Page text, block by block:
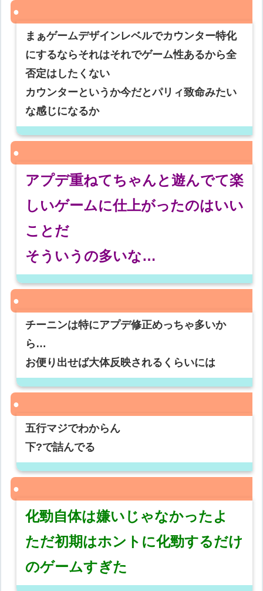
まぁゲームデザインレベルでカウンター特化
にするならそれはそれでゲーム性あるから全
否定はしたくない
カウンターというか今だとパリィ致命みたい
な感じになるか
アプデ重ねてちゃんと遊んでて楽
しいゲームに仕上がったのはいい
ことだ
そういうの多いな…
チーニンは特にアプデ修正めっちゃ多いか
ら…
お便り出せば大体反映されるくらいには
五行マジでわからん
下?で詰んでる
化勁自体は嫌いじゃなかったよ
ただ初期はホントに化勁するだけ
のゲームすぎた